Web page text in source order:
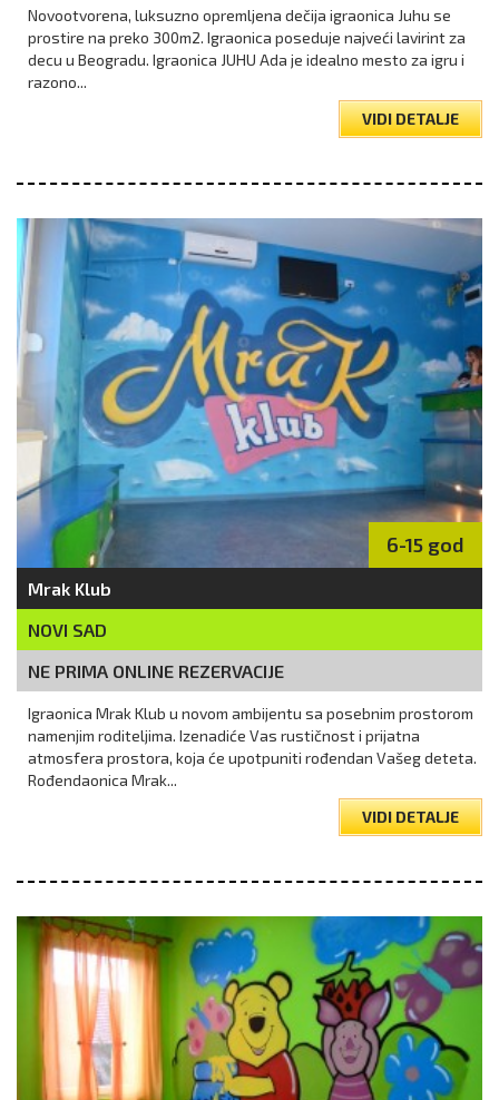
Novootvorena, luksuzno opremljena dečija igraonica Juhu se
prostire na preko 300m2. Igraonica poseduje najveći lavirint za
decu u Beogradu. Igraonica JUHU Ada je idealno mesto za igru i
razono...
VIDI DETALJE
6-15 god
Mrak Klub
NOVI SAD
NE PRIMA ONLINE REZERVACIJE
Igraonica Mrak Klub u novom ambijentu sa posebnim prostorom
namenjim roditeljima. Izenadiće Vas rustičnost i prijatna
atmosfera prostora, koja će upotpuniti rođendan Vašeg deteta.
Rođendaonica Mrak...
VIDI DETALJE